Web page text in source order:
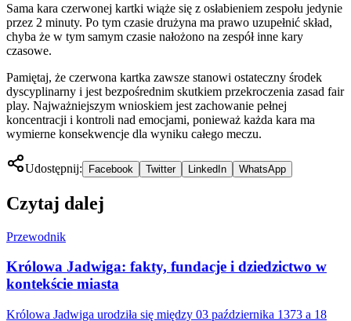
Sama kara czerwonej kartki wiąże się z osłabieniem zespołu jedynie
przez 2 minuty. Po tym czasie drużyna ma prawo uzupełnić skład,
chyba że w tym samym czasie nałożono na zespół inne kary
czasowe.
Pamiętaj, że czerwona kartka zawsze stanowi ostateczny środek
dyscyplinarny i jest bezpośrednim skutkiem przekroczenia zasad fair
play. Najważniejszym wnioskiem jest zachowanie pełnej
koncentracji i kontroli nad emocjami, ponieważ każda kara ma
wymierne konsekwencje dla wyniku całego meczu.
Udostępnij: Facebook Twitter LinkedIn WhatsApp
Czytaj dalej
Przewodnik
Królowa Jadwiga: fakty, fundacje i dziedzictwo w
kontekście miasta
Królowa Jadwiga urodziła się między 03 października 1373 a 18